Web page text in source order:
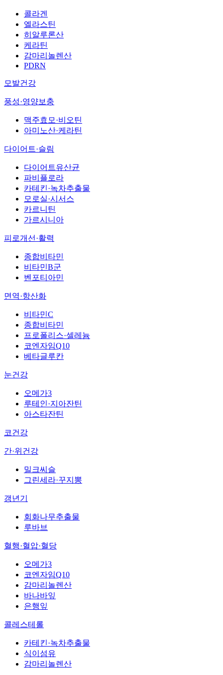
콜라겐
엘라스틴
히알루론산
케라틴
감마리놀렌산
PDRN
모발건강
풍성·영양보충
맥주효모·비오틴
아미노산·케라틴
다이어트·슬림
다이어트유산균
파비플로라
카테킨·녹차추출물
모로실·시서스
카르니틴
가르시니아
피로개선·활력
종합비타민
비타민B군
벤포티아민
면역·항산화
비타민C
종합비타민
프로폴리스·셀레늄
코엔자임Q10
베타글루칸
눈건강
오메가3
루테인·지아잔틴
아스타잔틴
코건강
간·위건강
밀크씨슬
그린세라·꾸지뽕
갱년기
회화나무추출물
루바브
혈행·혈압·혈당
오메가3
코엔자임Q10
감마리놀렌산
바나바잎
은행잎
콜레스테롤
카테킨·녹차추출물
식이섬유
감마리놀렌산